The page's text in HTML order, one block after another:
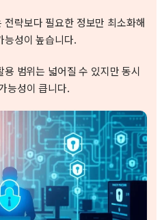
략보다 필요한 정보만 최소화해
능성이 높습니다.
범위는 넓어질 수 있지만 동시
능성이 큽니다.